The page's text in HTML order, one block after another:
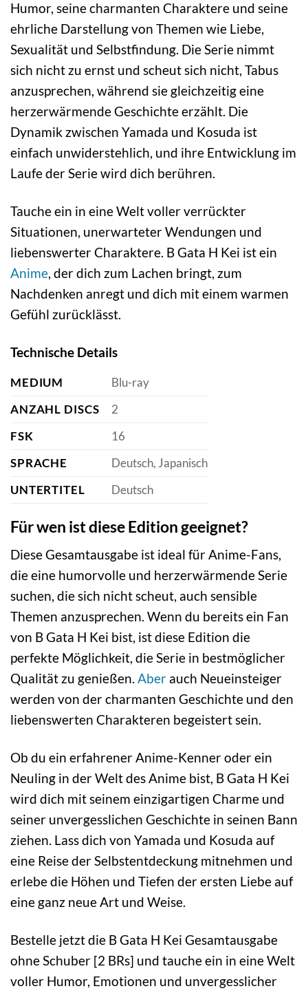
Humor, seine charmanten Charaktere und seine
ehrliche Darstellung von Themen wie Liebe,
Sexualität und Selbstfindung. Die Serie nimmt
sich nicht zu ernst und scheut sich nicht, Tabus
anzusprechen, während sie gleichzeitig eine
herzerwärmende Geschichte erzählt. Die
Dynamik zwischen Yamada und Kosuda ist
einfach unwiderstehlich, und ihre Entwicklung im
Laufe der Serie wird dich berühren.
Tauche ein in eine Welt voller verrückter
Situationen, unerwarteter Wendungen und
liebenswerter Charaktere. B Gata H Kei ist ein
Anime, der dich zum Lachen bringt, zum
Nachdenken anregt und dich mit einem warmen
Gefühl zurücklässt.
Technische Details
MEDIUM
Blu-ray
ANZAHL DISCS
2
FSK
16
SPRACHE
Deutsch, Japanisch
UNTERTITEL
Deutsch
Für wen ist diese Edition geeignet?
Diese Gesamtausgabe ist ideal für Anime-Fans,
die eine humorvolle und herzerwärmende Serie
suchen, die sich nicht scheut, auch sensible
Themen anzusprechen. Wenn du bereits ein Fan
von B Gata H Kei bist, ist diese Edition die
perfekte Möglichkeit, die Serie in bestmöglicher
Qualität zu genießen. Aber auch Neueinsteiger
werden von der charmanten Geschichte und den
liebenswerten Charakteren begeistert sein.
Ob du ein erfahrener Anime-Kenner oder ein
Neuling in der Welt des Anime bist, B Gata H Kei
wird dich mit seinem einzigartigen Charme und
seiner unvergesslichen Geschichte in seinen Bann
ziehen. Lass dich von Yamada und Kosuda auf
eine Reise der Selbstentdeckung mitnehmen und
erlebe die Höhen und Tiefen der ersten Liebe auf
eine ganz neue Art und Weise.
Bestelle jetzt die B Gata H Kei Gesamtausgabe
ohne Schuber [2 BRs] und tauche ein in eine Welt
voller Humor, Emotionen und unvergesslicher